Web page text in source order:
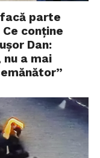
parte
conține
Dan:
nu a mai